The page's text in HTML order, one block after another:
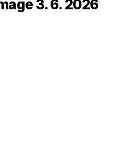
3. 6. 2026